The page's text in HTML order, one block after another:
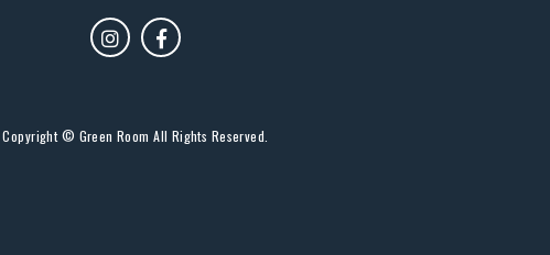
Copyright © Green Room All Rights Reserved.